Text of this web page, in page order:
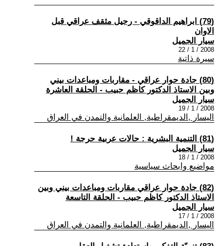
(79) ابراهيم الداقوقي - رحيل مثقف عراقي قبل
الاوان
سيار الجميل
2008 / 1 / 22
سيرة ذاتية
(80) جادة حوار عراقي - مقاربات ومباعدات بيني
وبين الاستاذ الدكتور كاظم حبيب - الحلقة العاشرة
سيار الجميل
2008 / 1 / 19
اليسار ,الديمقراطية, العلمانية والتمدن في العراق
(81) التنمية البشرية : حالات عربية حرجة !
سيار الجميل
2008 / 1 / 18
مواضيع وابحاث سياسية
(82) جادة حوار عراقي مقاربات ومباعدات بيني وبين
الاستاذ الدكتور كاظم حبيب - الحلقة التاسعة
سيار الجميل
2008 / 1 / 17
اليسار ,الديمقراطية, العلمانية والتمدن في العراق